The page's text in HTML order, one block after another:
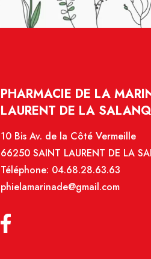
PHARMACIE DE LA
LAURENT DE LA
10 Bis Av. de la Côté Vermeille
66250 SAINT LAURENT DE LA
Téléphone: 04.68.28.63.63
phielamarinade@gmail.com